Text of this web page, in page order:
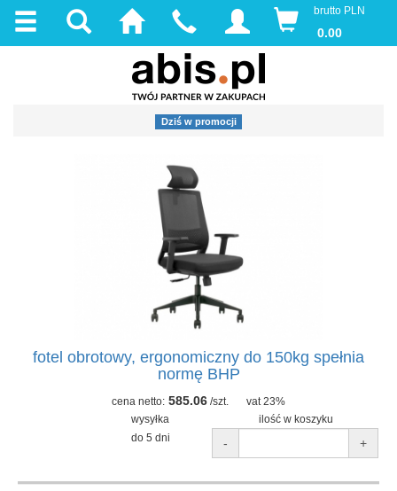
brutto PLN
0.00
Dziś w promocji
fotel obrotowy, ergonomiczny do 150kg spełnia
normę BHP
cena netto: 585.06 /szt.
vat 23%
wysyłka
ilość w koszyku
do 5 dni
- +